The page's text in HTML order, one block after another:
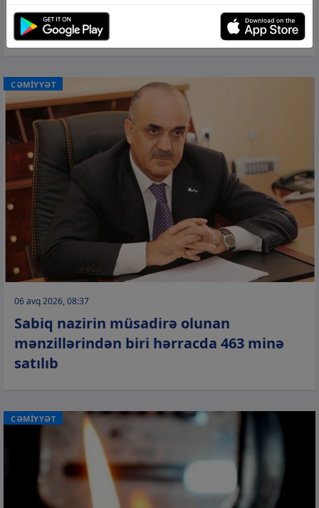
Bakıda üç istiqamətdə tıxac yaranıb
CƏMİYYƏT
06 avq 2026, 08:37
Sabiq nazirin müsadirə olunan
mənzillərindən biri hərracda 463 minə
satılıb
CƏMİYYƏT